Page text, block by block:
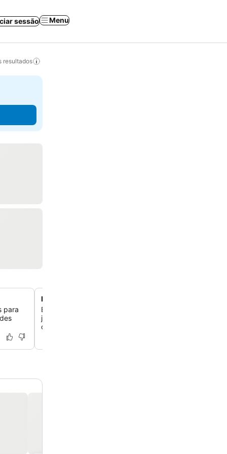
sessão Menu
resultados
para
Design autêntico em estilo japonês
Experimente uma mistura única de conforto moderno e
japonesa tradicional, com quartos inspirados no Zen e
com detalhes em madeira por todo o hotel.